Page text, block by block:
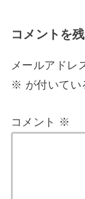
コメントを
メールアドレ
※ が付いてい
コメント ※